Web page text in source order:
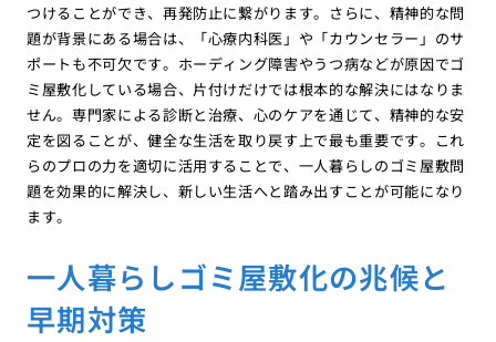
つけることができ、再発防止に繋がります。さらに、精神的な問
題が背景にある場合は、「心療内科医」や「カウンセラー」のサ
ポートも不可欠です。ホーディング障害やうつ病などが原因でゴ
ミ屋敷化している場合、片付けだけでは根本的な解決にはなりま
せん。専門家による診断と治療、心のケアを通じて、精神的な安
定を図ることが、健全な生活を取り戻す上で最も重要です。これ
らのプロの力を適切に活用することで、一人暮らしのゴミ屋敷問
題を効果的に解決し、新しい生活へと踏み出すことが可能になり
ます。
一人暮らしゴミ屋敷化の兆候と
早期対策